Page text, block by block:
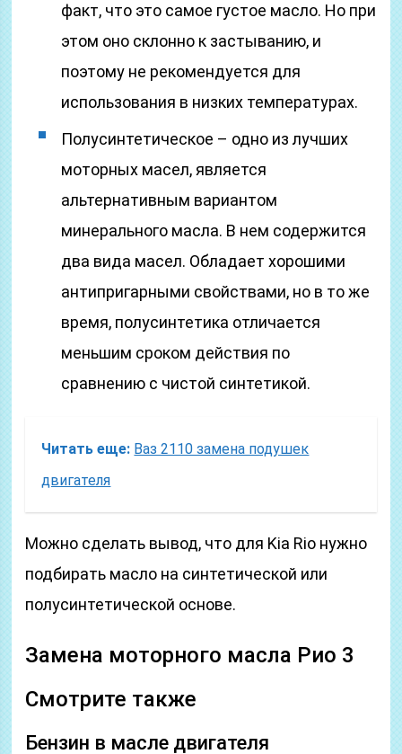
факт, что это самое густое масло. Но при
этом оно склонно к застыванию, и
поэтому не рекомендуется для
использования в низких температурах.
Полусинтетическое – одно из лучших
моторных масел, является
альтернативным вариантом
минерального масла. В нем содержится
два вида масел. Обладает хорошими
антипригарными свойствами, но в то же
время, полусинтетика отличается
меньшим сроком действия по
сравнению с чистой синтетикой.
Читать еще: Ваз 2110 замена подушек
двигателя
Можно сделать вывод, что для Kia Rio нужно
подбирать масло на синтетической или
полусинтетической основе.
Замена моторного масла Рио 3
Смотрите также
Бензин в масле двигателя